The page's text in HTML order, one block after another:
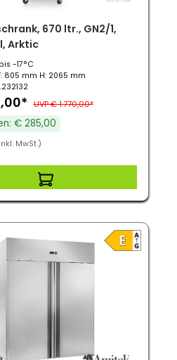
670 ltr., GN2/1,
Arktic
-17°C
805 mm H: 2065 mm
UVP € 1.770,00*
€ 285,00
MwSt.)